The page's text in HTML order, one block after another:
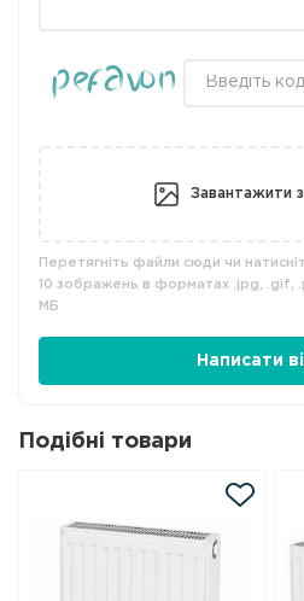
Завантажити
Перетягніть файли сюди чи
10 зображень в форматах .jpg, .gif,
МБ
Написати
Подібні товари